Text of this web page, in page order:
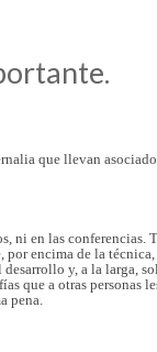
que llevan
ni en las
encima de la
y, a la larga,
que a otras personas
pena.